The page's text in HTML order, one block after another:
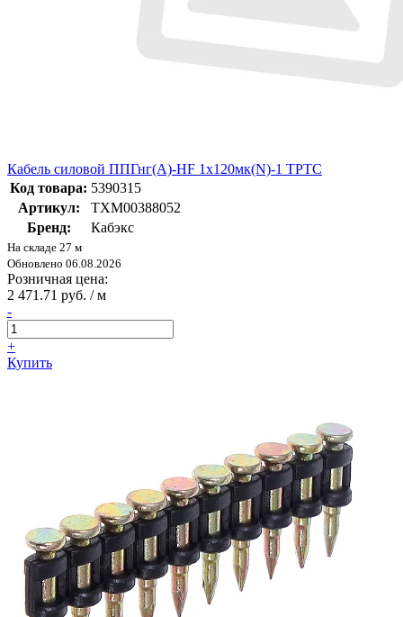
Кабель силовой ППГнг(А)-HF 1х120мк(N)-1 ТРТС
Код товара: 5390315
Артикул:
ТХМ00388052
Бренд:
Кабэкс
На складе 27 м
Обновлено 06.08.2026
Розничная цена:
2 471.71 руб. / м
-
+
Купить